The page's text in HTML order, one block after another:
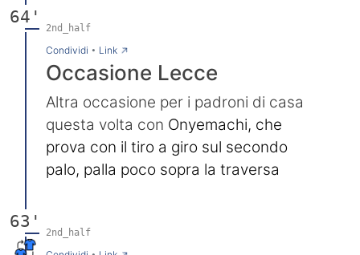
64'
2nd_half
Condividi • Link→
Occasione Lecce
Altra occasione per i padroni di casa
questa volta con Onyemachi, che
prova con il tiro a giro sul secondo
palo, palla poco sopra la traversa
63'
2nd_half